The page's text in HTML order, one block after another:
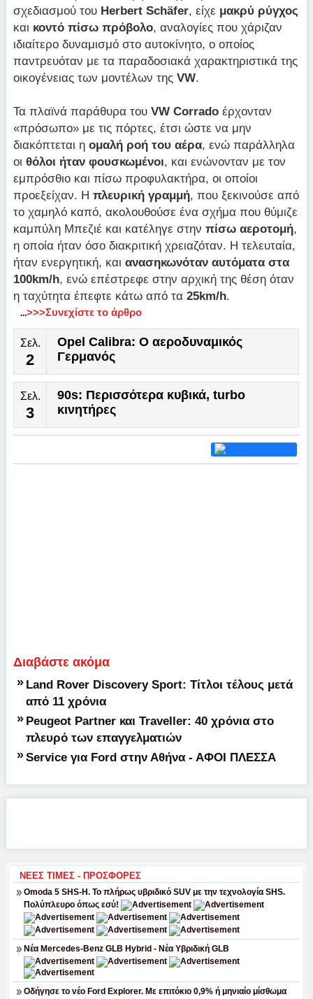
σχεδιασμού του Herbert Schäfer, είχε μακρύ ρύγχος
και κοντό πίσω πρόβολο, αναλογίες που χάριζαν
ιδιαίτερο δυναμισμό στο αυτοκίνητο, ο οποίος
παντρευόταν με τα παραδοσιακά χαρακτηριστικά της
οικογένειας των μοντέλων τηςVW.
Τα πλαϊνά παράθυρα τουVWCorrado έρχονταν
«πρόσωπο» με τις πόρτες, έτσι ώστε να μην
διακόπτεται ηομαλή ροή του αέρα, ενώ παράλληλα
οιθόλοι ήταν φουσκωμένοι, και ενώνονταν με τον
εμπρόσθιο και πίσω προφυλακτήρα, οι οποίοι
προεξείχαν. Ηπλευρική γραμμή, που ξεκινούσε από
το χαμηλό καπό, ακολουθούσε ένα σχήμα που θύμιζε
καμπύλη Μπεζιέ και κατέληγε στηνπίσω αεροτομή,
η οποία ήταν όσο διακριτική χρειαζόταν. Η τελευταία,
ήταν ενεργητική, καιανασηκωνόταν αυτόματα στα
100km/h, ενώ επέστρεφε στην αρχική της θέση όταν
η ταχύτητα έπεφτε κάτω από τα25km/h.
...>>>Συνεχίστε το άρθρο
Σελ.
2
Opel Calibra: Ο αεροδυναμικός
Γερμανός
Σελ.
3
90s: Περισσότερα κυβικά, turbo
κινητήρες
Διαβάστε ακόμα
» Land Rover Discovery Sport: Τίτλοι τέλους μετά
από 11 χρόνια
» Peugeot Partner και Traveller: 40 χρόνια στο
πλευρό των επαγγελματιών
» Service για Ford στην Αθήνα - ΑΦΟΙ ΠΛΕΣΣΑ